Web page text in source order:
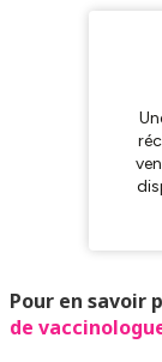
Pour en savoir
de